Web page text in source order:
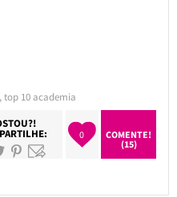
top 10 academia
0
COMENTE!
(15)